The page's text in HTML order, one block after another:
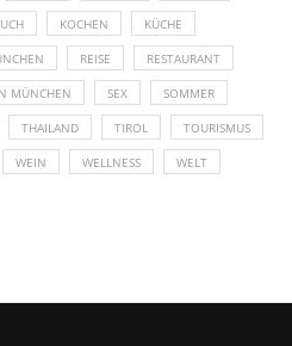
KOCHEN KÜCHE
REISE RESTAURANT
MÜNCHEN SEX SOMMER
THAILAND TIROL TOURISMUS
WEIN WELLNESS WELT